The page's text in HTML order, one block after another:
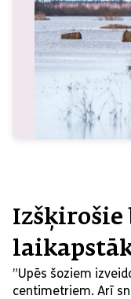
Izšķirošie
”Upēs šoziem
centimetriem. Arī